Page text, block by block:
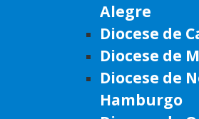
Alegre
Diocese de
Diocese de
Diocese de
Hamburgo